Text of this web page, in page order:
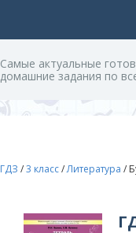
Cамые актуальные
домашние задания по
ГДЗ /3 класс/Литература /